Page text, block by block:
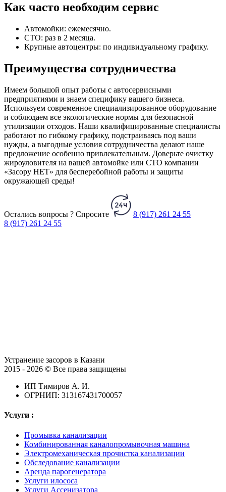
Как часто необходим сервис
Автомойки: ежемесячно.
СТО: раз в 2 месяца.
Крупные автоцентры: по индивидуальному графику.
Преимущества сотрудничества
Имеем большой опыт работы с автосервисными
предприятиями и знаем специфику вашего бизнеса.
Используем современное специализированное оборудование
и соблюдаем все экологические нормы для безопасной
утилизации отходов. Наши квалифицированные специалисты
работают по гибкому графику, подстраиваясь под ваши
нужды, а выгодные условия сотрудничества делают наше
предложение особенно привлекательным. Доверьте очистку
жироуловителя на вашей автомойке или СТО компании
«Засору НЕТ» для бесперебойной работы и защиты
окружающей среды!
Остались вопросы ? Спросите
8 (917) 261 24 55
8 (917) 261 24 55
Устранение засоров в Казани
2015 - 2026 © Все права защищены
ИП Тимиров А. И.
ОГРНИП: 313167431700057
Услуги :
Промывка канализации
Комбинированная каналопромывочная машина
Электромеханическая прочистка канализации
Обследование канализации
Аренда парогенератора
Услуги илососа
Услуги Ассенизатора